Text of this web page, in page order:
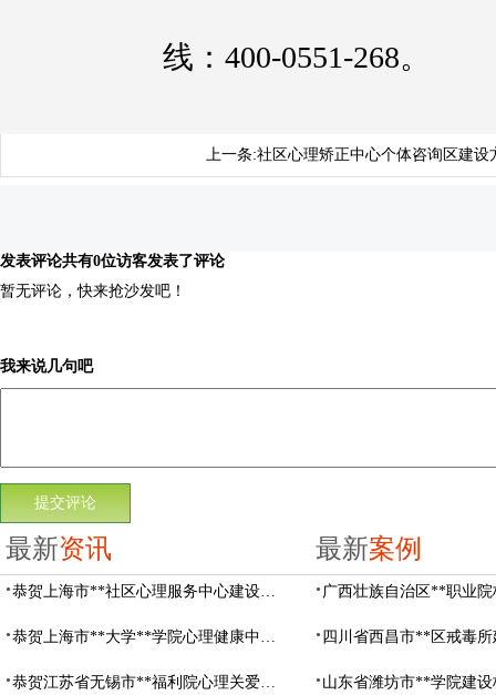
线：400-0551-268。
上一条:社区心理矫正中心个体咨询区建设
发表评论共有0位访客发表了评论
暂无评论，快来抢沙发吧！
我来说几句吧
最新资讯
恭贺上海市**社区心理服务中心建设项目由阳光心健代理商中标
恭贺上海市**大学**学院心理健康中心建设项目由阳光心健代理商中标
恭贺江苏省无锡市**福利院心理关爱中心建设项目由阳光心健代理商中标
最新案例